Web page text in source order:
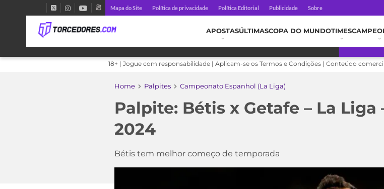
Mapa do Site Política de privacidade Política Editorial Publicidade Sobre
APOSTASÚLTIMASCOPA DO MUNDOTIMES
18+ | Jogue com responsabilidade | Aplicam-se os Termos e Condições | Conteúdo
Home Palpites Campeonato Espanhol (La Liga)
Palpite: Bétis x Getafe – La Liga
2024
Bétis tem melhor começo de temporada